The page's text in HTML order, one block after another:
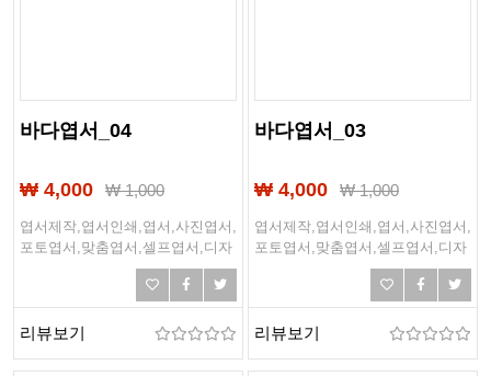
바다엽서_04
₩ 4,000 ₩1,000
엽서제작,엽서인쇄,엽서,사진엽서,
포토엽서,맞춤엽서,셀프엽서,디자
인엽서,여행엽서,여행,바다,바닷
가,해변,여름,해외여행
리뷰보기
바다엽서_03
₩ 4,000 ₩1,000
엽서제작,엽서인쇄,엽서,사진엽서,
포토엽서,맞춤엽서,셀프엽서,디자
인엽서,여행엽서,여행,바다,바닷
가,해변,여름,해외여행
리뷰보기